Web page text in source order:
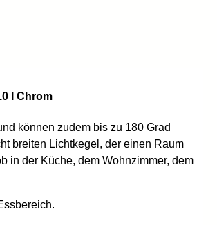
I Chrom
können zudem bis zu 180 Grad
breiten Lichtkegel, der einen Raum
in der Küche, dem Wohnzimmer, dem